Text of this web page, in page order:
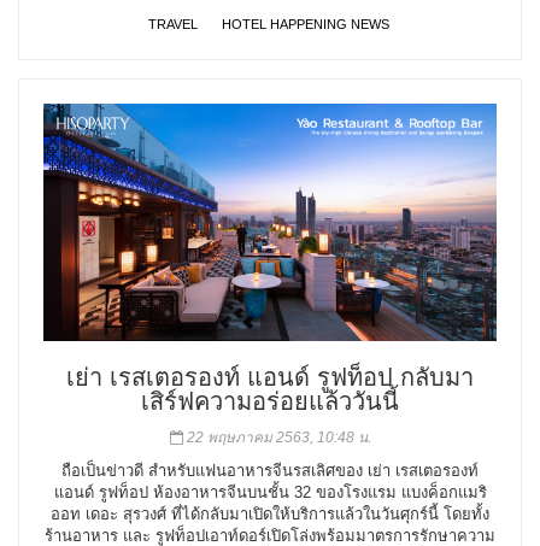
TRAVEL HOTEL HAPPENING NEWS
เย่า เรสเตอรองท์ แอนด์ รูฟท็อป กลับมา
เสิร์ฟความอร่อยแล้ววันนี้
22 พฤษภาคม 2563, 10:48 น.
ถือเป็นข่าวดี สำหรับแฟนอาหารจีนรสเลิศของ เย่า เรสเตอรองท์
แอนด์ รูฟท็อป ห้องอาหารจีนบนชั้น 32 ของโรงแรม แบงค็อกแมริ
ออท เดอะ สุรวงศ์ ที่ได้กลับมาเปิดให้บริการแล้วในวันศุกร์นี้ โดยทั้ง
ร้านอาหาร และ รูฟท็อปเอาท์ดอร์เปิดโล่งพร้อมมาตรการรักษาความ